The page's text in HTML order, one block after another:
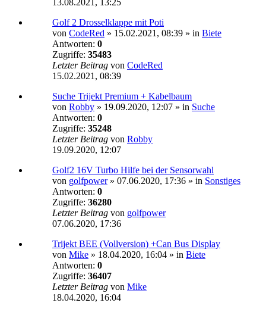
13.08.2021, 13:25
Golf 2 Drosselklappe mit Poti
von CodeRed » 15.02.2021, 08:39 » in Biete
Antworten: 0
Zugriffe: 35483
Letzter Beitrag von CodeRed
15.02.2021, 08:39
Suche Trijekt Premium + Kabelbaum
von Robby » 19.09.2020, 12:07 » in Suche
Antworten: 0
Zugriffe: 35248
Letzter Beitrag von Robby
19.09.2020, 12:07
Golf2 16V Turbo Hilfe bei der Sensorwahl
von golfpower» 07.06.2020, 17:36 » in Sonstiges
Antworten: 0
Zugriffe: 36280
Letzter Beitrag von golfpower
07.06.2020, 17:36
Trijekt BEE (Vollversion) +Can Bus Display
von Mike » 18.04.2020, 16:04 » in Biete
Antworten: 0
Zugriffe: 36407
Letzter Beitrag von Mike
18.04.2020, 16:04